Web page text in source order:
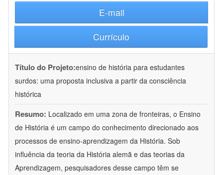
E-mail
Currículo
Título do Projeto:ensino de história para estudantes
surdos: uma proposta inclusiva a partir da consciência
histórica
Resumo: Localizado em uma zona de fronteiras, o Ensino
de História é um campo do conhecimento direcionado aos
processos de ensino-aprendizagem da História. Sob
influência da teoria da História alemã e das teorias da
Aprendizagem, pesquisadores desse campo têm se